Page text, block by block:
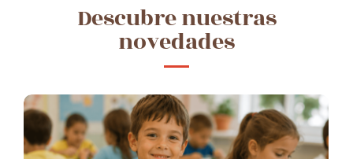
Descubre nuestras
novedades